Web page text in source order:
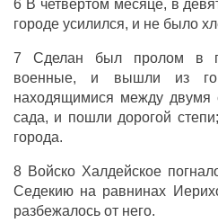
6 В четвертом месяце, в
городе усилился, и не было
7 Сделан был пролом в
военные, и вышли из
находящимися между двумя
сада, и пошли дорогой
города.
8 Войско Халдейское
Седекию на равнинах
разбежалось от него.